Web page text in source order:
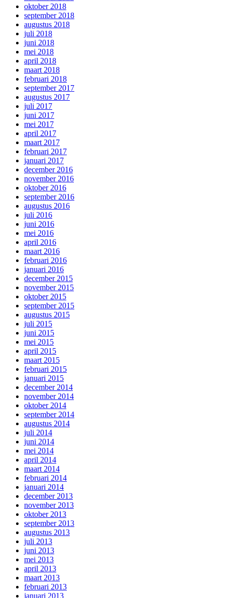
oktober 2018
september 2018
augustus 2018
juli 2018
juni 2018
mei 2018
april 2018
maart 2018
februari 2018
september 2017
augustus 2017
juli 2017
juni 2017
mei 2017
april 2017
maart 2017
februari 2017
januari 2017
december 2016
november 2016
oktober 2016
september 2016
augustus 2016
juli 2016
juni 2016
mei 2016
april 2016
maart 2016
februari 2016
januari 2016
december 2015
november 2015
oktober 2015
september 2015
augustus 2015
juli 2015
juni 2015
mei 2015
april 2015
maart 2015
februari 2015
januari 2015
december 2014
november 2014
oktober 2014
september 2014
augustus 2014
juli 2014
juni 2014
mei 2014
april 2014
maart 2014
februari 2014
januari 2014
december 2013
november 2013
oktober 2013
september 2013
augustus 2013
juli 2013
juni 2013
mei 2013
april 2013
maart 2013
februari 2013
januari 2013